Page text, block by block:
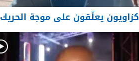
كزاويون يعلّقون على موجة الحريك